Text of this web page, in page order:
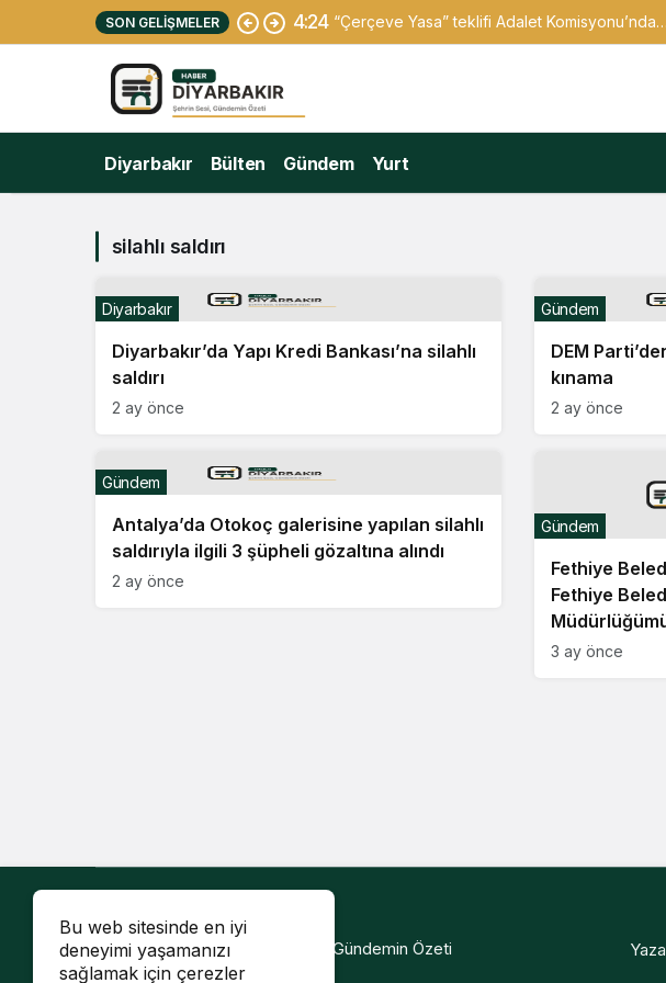
SON GELIŞMELER 4:24 “Çerçeve Yasa” teklifi Adalet
Diyarbakır Bülten Gündem Yurt
silahlı saldırı
Diyarbakır’da Yapı Kredi Bankası’na silahlı
saldırı
Diyarbakır
2 ay önce
DEM
kınama
Gündem
2 ay önce
Antalya’da Otokoç galerisine yapılan silahlı
saldırıyla ilgili 3 şüpheli gözaltına alındı
Gündem
2 ay önce
Fethiye
Fethiye
soruşturma
Gündem
3 ay önce
Bu web sitesinde en iyi
deneyimi yaşamanızı
sağlamak için çerezler
Diyarbakır Haberi - Şehrin Sesi, Gündemin Özeti